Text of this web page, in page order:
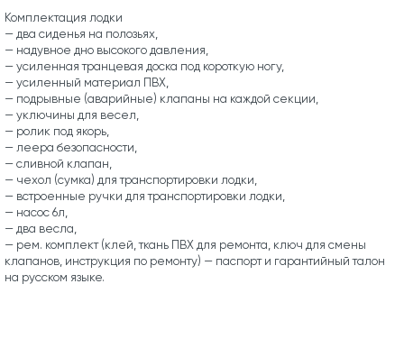
Комплектация лодки
— два сиденья на полозьях,
— надувное дно высокого давления,
— усиленная транцевая доска под короткую ногу,
— усиленный материал ПВХ,
— подрывные (аварийные) клапаны на каждой секции,
— уключины для весел,
— ролик под якорь,
— леера безопасности,
— сливной клапан,
— чехол (сумка) для транспортировки лодки,
— встроенные ручки для транспортировки лодки,
— насос 6л,
— два весла,
— рем. комплект (клей, ткань ПВХ для ремонта, ключ для смены
клапанов, инструкция по ремонту) — паспорт и гарантийный талон
на русском языке.